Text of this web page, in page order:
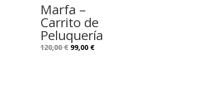
Marfa –
Carrito de
Peluquería
120,00€ Le
99,00 €Le